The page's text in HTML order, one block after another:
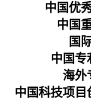
中国优
中国
国
中国专
海外
中国科技项目